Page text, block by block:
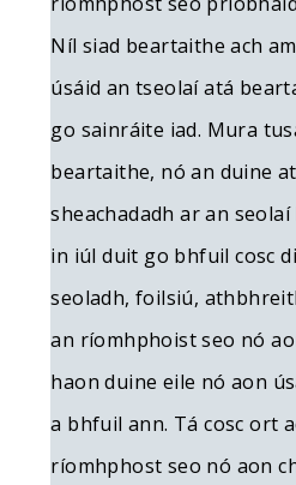
Níl siad beartaithe ach
úsáid an tseolaí atá
go sainráite iad. Mura
beartaithe, nó an duine
sheachadadh ar an
in iúl duit go bhfuil cosc
seoladh, foilsiú,
an ríomhphoist seo nó
haon duine eile nó aon
a bhfuil ann. Tá cosc ort
ríomhphost seo nó aon